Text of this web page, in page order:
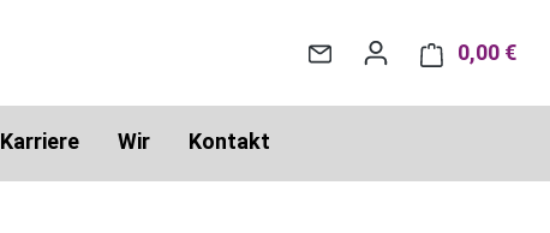
0,00 €
Karriere Wir Kontakt